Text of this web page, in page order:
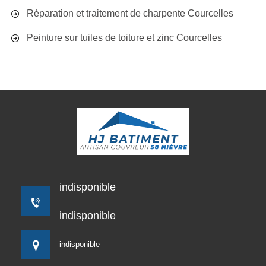
Réparation et traitement de charpente Courcelles
Peinture sur tuiles de toiture et zinc Courcelles
indisponible
indisponible
indisponible